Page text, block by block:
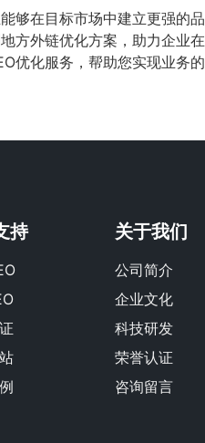
够在目标市场中建立更强的
方外链优化方案，助力企业
优化服务，帮助您实现业务的
持 关于我们
公司简介
企业文化
科技研发
荣誉认证
咨询留言